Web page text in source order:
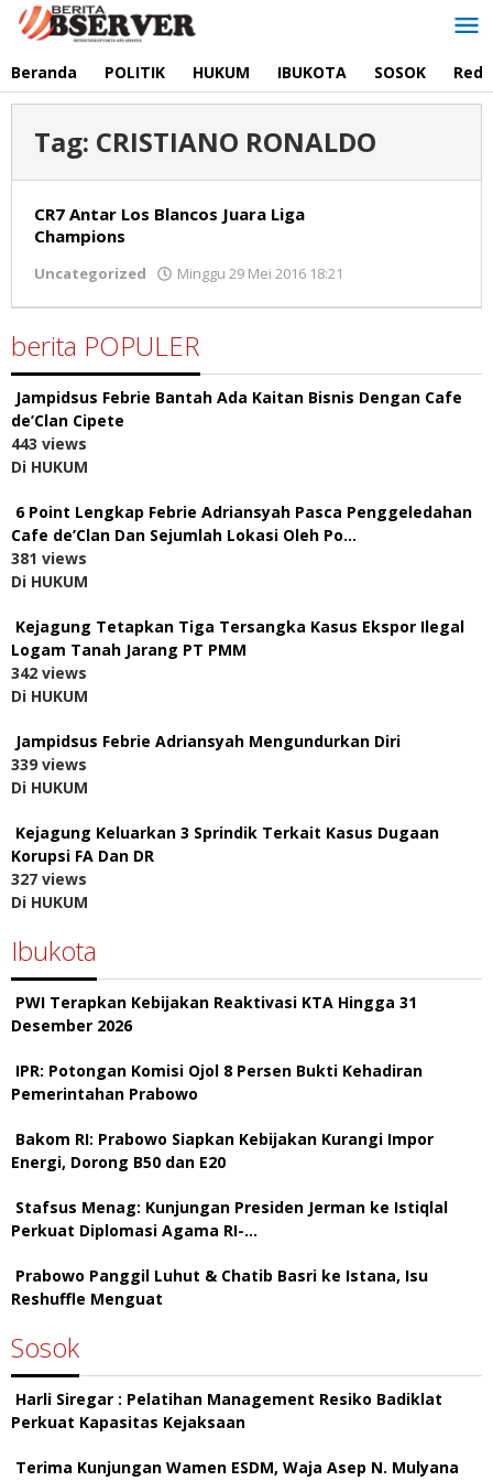
Lewati
Beranda POLITIK HUKUM IBUKOTA SOSOK
Tag: CRISTIANO RONALDO
CR7 Antar Los Blancos Juara Liga
Champions
Uncategorized Minggu 29 Mei 2016 18:21
berita POPULER
Jampidsus Febrie Bantah Ada Kaitan Bisnis Dengan Cafe
de’Clan Cipete
443 views
Di HUKUM
6 Point Lengkap Febrie Adriansyah Pasca Penggeledahan
Cafe de’Clan Dan Sejumlah Lokasi Oleh Po…
381 views
Di HUKUM
Kejagung Tetapkan Tiga Tersangka Kasus Ekspor Ilegal
Logam Tanah Jarang PT PMM
342 views
Di HUKUM
Jampidsus Febrie Adriansyah Mengundurkan Diri
339 views
Di HUKUM
Kejagung Keluarkan 3 Sprindik Terkait Kasus Dugaan
Korupsi FA Dan DR
327 views
Di HUKUM
Ibukota
PWI Terapkan Kebijakan Reaktivasi KTA Hingga 31
Desember 2026
IPR: Potongan Komisi Ojol 8 Persen Bukti Kehadiran
Pemerintahan Prabowo
Bakom RI: Prabowo Siapkan Kebijakan Kurangi Impor
Energi, Dorong B50 dan E20
Stafsus Menag: Kunjungan Presiden Jerman ke Istiqlal
Perkuat Diplomasi Agama RI-…
Prabowo Panggil Luhut & Chatib Basri ke Istana, Isu
Reshuffle Menguat
Sosok
Harli Siregar : Pelatihan Management Resiko Badiklat
Perkuat Kapasitas Kejaksaan
Terima Kunjungan Wamen ESDM, Waja Asep N. Mulyana